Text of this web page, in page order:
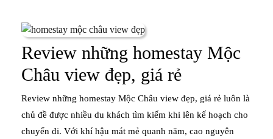
Review những homestay Mộc
Châu view đẹp, giá rẻReview
những
homestay
Review những homestay Mộc Châu view đẹp, giá rẻ luôn là
chủ đề được nhiều du khách tìm kiếm khi lên kế hoạch cho
chuyến đi. Với khí hậu mát mẻ quanh năm, cao nguyên